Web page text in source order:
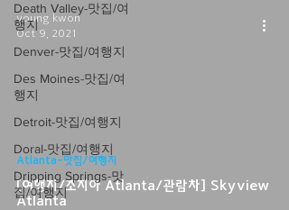
Death Valley-맛집/여
행지
Denver-맛집/여행지
Des Moines-맛집/여
행지
Detroit-맛집/여행지
Doral-맛집/여행지
Dripping Springs-맛
집/여행지
[여행지/조지아 Atlanta/관람차] Skyview
Atlanta
Atlanta-맛집/여행지
young kwon
Oct 9, 2021